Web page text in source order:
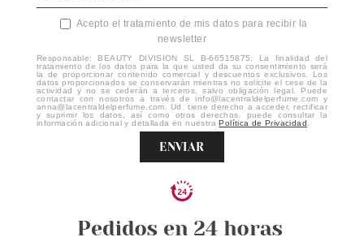
Acepto el tratamiento de mis datos para recibir la
newsletter
Responsable: BEAUTY DIVISION SL B-66515875. La finalidad del
tratamiento de los datos para la que usted da su consentimiento será
la de proporcionar contenido comercial y descuentos exclusivos. Los
datos proporcionados se conservarán mientras no solicite el cese de la
actividad y no se cederán a terceros, salvo obligación legal. Puede
contactar con nosotros a través de info@lacentraldelperfume.com y
anna@lacentraldelperfume.com. Ud. tiene derecho a acceder, rectificar
y suprimir los datos, así como otros derechos, puede consultar la
información adicional y detallada en nuestraPolítica de Privacidad.
ENVIAR